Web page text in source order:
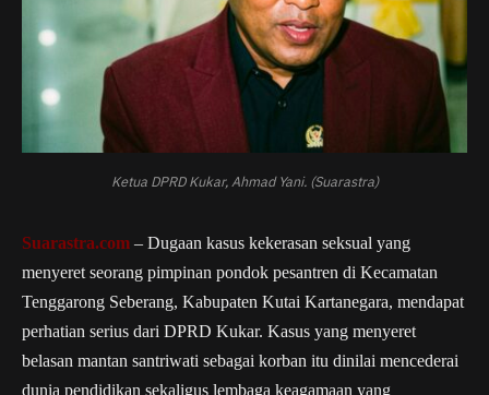
Ketua DPRD Kukar, Ahmad Yani. (Suarastra)
Suarastra.com – Dugaan kasus kekerasan seksual yang
menyeret seorang pimpinan pondok pesantren di Kecamatan
Tenggarong Seberang, Kabupaten Kutai Kartanegara, mendapat
perhatian serius dari DPRD Kukar. Kasus yang menyeret
belasan mantan santriwati sebagai korban itu dinilai mencederai
dunia pendidikan sekaligus lembaga keagamaan yang